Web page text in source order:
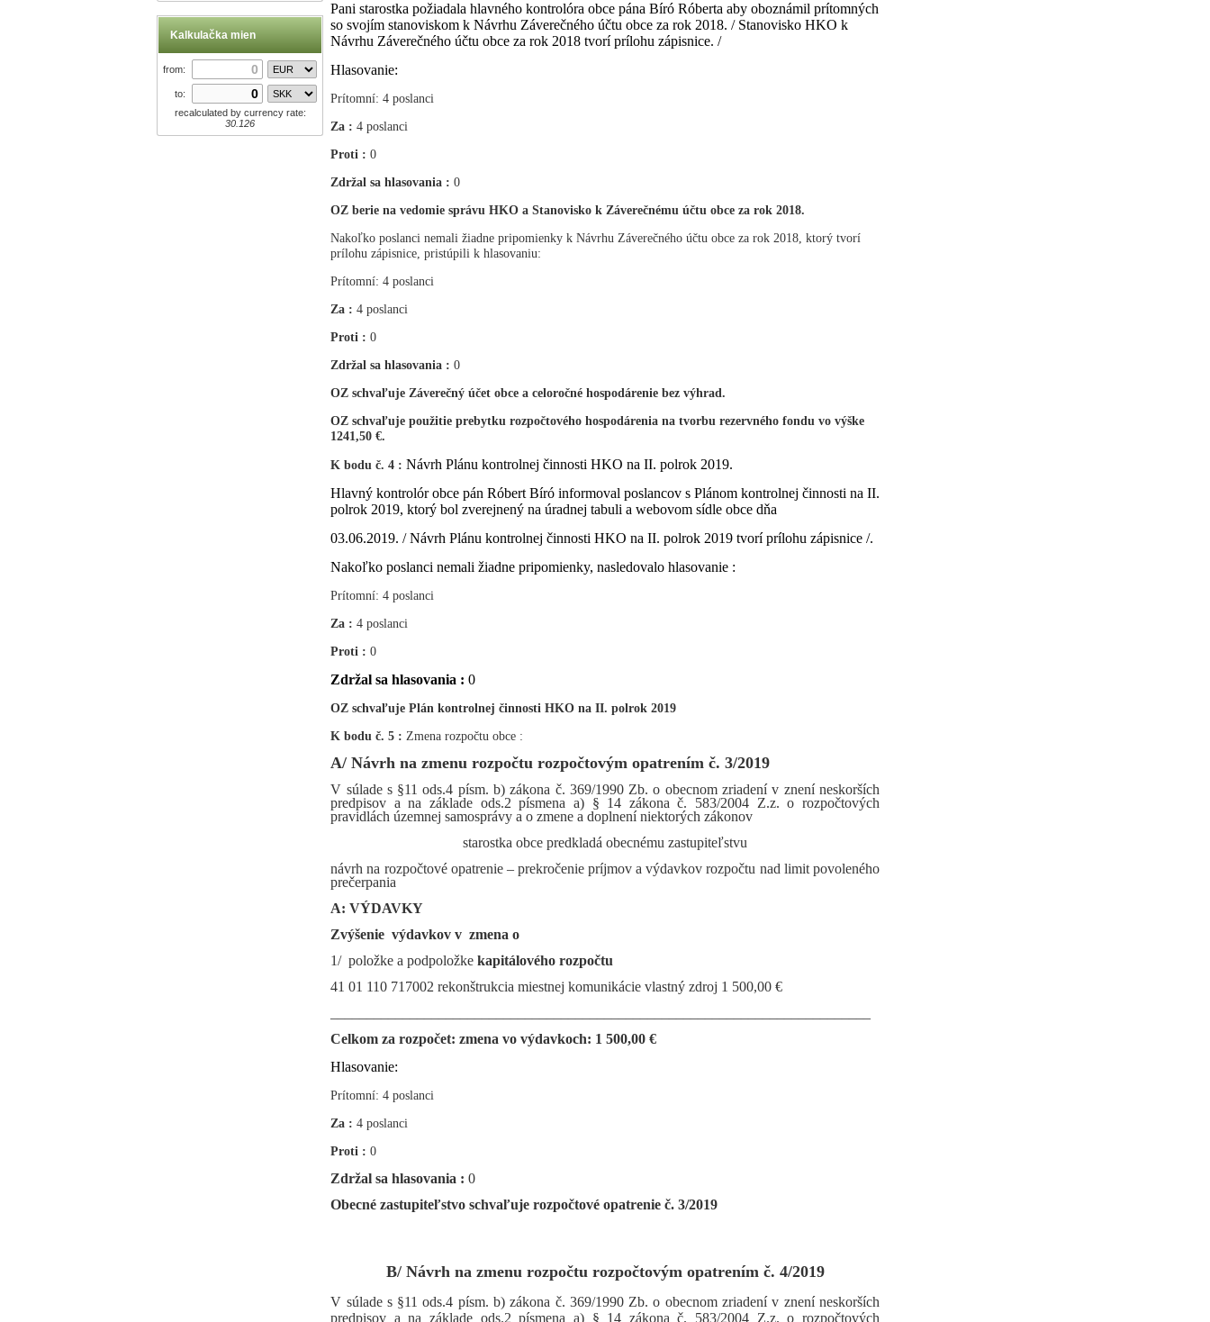
Kalkulačka mien
from:
to:
recalculated by currency rate:
30.126
Pani starostka požiadala hlavného kontrolóra obce pána Bíró Róberta aby oboznámil prítomných
so svojím stanoviskom k Návrhu Záverečného účtu obce za rok 2018. / Stanovisko HKO k
Návrhu Záverečného účtu obce za rok 2018 tvorí prílohu zápisnice. /
Hlasovanie:
Prítomní: 4 poslanci
Za :4poslanci
Proti :0
Zdržal sa hlasovania : 0
OZ berie na vedomie správu HKO a Stanovisko k Záverečnému účtu obce za rok 2018.
Nakoľko poslanci nemali žiadne pripomienky k Návrhu Záverečného účtu obce za rok 2018, ktorý tvorí
prílohu zápisnice, pristúpili k hlasovaniu:
Prítomní: 4 poslanci
Za :4poslanci
Proti :0
Zdržal sa hlasovania : 0
OZ schvaľuje Záverečný účet obce a celoročné hospodárenie bez výhrad.
OZ schvaľuje použitie prebytku rozpočtového hospodárenia na tvorbu rezervného fondu vo výške
1241,50 €.
K bodu č. 4 : Návrh Plánu kontrolnej činnosti HKO na II. polrok 2019.
Hlavný kontrolór obce pán Róbert Bíró informoval poslancov s Plánom kontrolnej činnosti na II.
polrok 2019, ktorý bol zverejnený na úradnej tabuli a webovom sídle obce dňa
03.06.2019. / Návrh Plánu kontrolnej činnosti HKO na II. polrok 2019 tvorí prílohu zápisnice /.
Nakoľko poslanci nemali žiadne pripomienky, nasledovalo hlasovanie :
Prítomní: 4 poslanci
Za :4poslanci
Proti :0
Zdržal sa hlasovania : 0
OZ schvaľuje Plán kontrolnej činnosti HKO na II. polrok 2019
K bodu č. 5 :Zmena rozpočtu obce :
A/ Návrh na zmenu rozpočtu rozpočtovým opatrením č. 3/2019
V súlade s §11 ods.4 písm. b) zákona č. 369/1990 Zb. o obecnom zriadení v znení neskorších
predpisov a na základe ods.2 písmena a) § 14 zákona č. 583/2004 Z.z. o rozpočtových
pravidlách územnej samosprávy a o zmene a doplnení niektorých zákonov
starostka obce predkladá obecnému zastupiteľstvu
návrh na rozpočtové opatrenie – prekročenie príjmov a výdavkov rozpočtu nad limit povoleného
prečerpania
A: VÝDAVKY
Zvýšenie výdavkov v zmena o
1/ položke a podpoložkekapitálového rozpočtu
41 01 110 717002 rekonštrukcia miestnej komunikácie vlastný zdroj 1 500,00 €
Celkom za rozpočet: zmena vo výdavkoch: 1 500,00 €
Hlasovanie:
Prítomní: 4 poslanci
Za :4poslanci
Proti :0
Zdržal sa hlasovania : 0
Obecné zastupiteľstvo schvaľuje rozpočtové opatrenie č. 3/2019
B/ Návrh na zmenu rozpočtu rozpočtovým opatrením č. 4/2019
V súlade s §11 ods.4 písm. b) zákona č. 369/1990 Zb. o obecnom zriadení v znení neskorších
predpisov a na základe ods.2 písmena a) § 14 zákona č. 583/2004 Z.z. o rozpočtových